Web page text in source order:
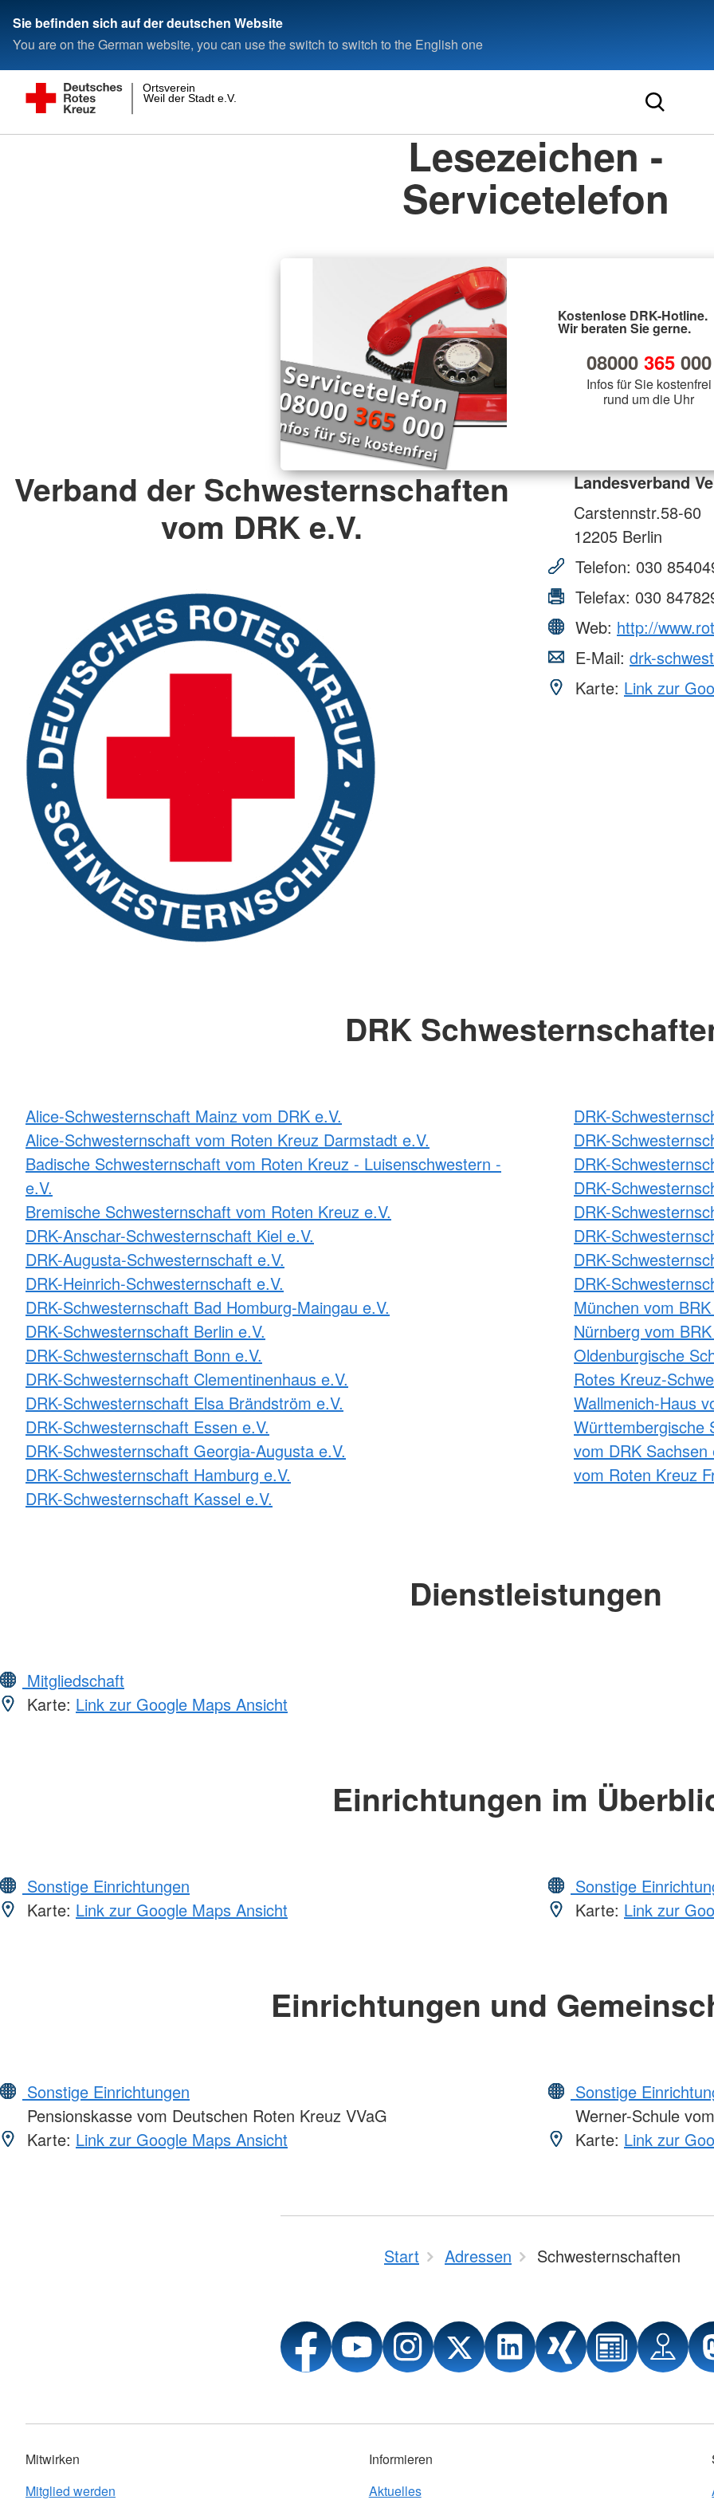
Sie befinden sich auf der deutschen Website
You are on the German website, you can use the switch to switch to the English one
Weil der Stadt e.V.
Ortsverein
Lesezeichen -
Servicetelefon
Kostenlose DRK-Hotline.
Wir beraten Sie gerne.
08000 365000
Infos für Sie kostenfrei
rund um die Uhr
Verband der Schwesternschaften
vom DRK e.V.
Landesverband
Carstennstr.58-60
12205 Berlin
Telefon: 030
Telefax: 030
Web: http://
E-Mail: drk-
Karte: Link zur
DRK
Alice-Schwesternschaft Mainz vom DRK e.V.
Alice-Schwesternschaft vom Roten Kreuz Darmstadt e.V.
Badische Schwesternschaft vom Roten Kreuz - Luisenschwestern -
e.V.
Bremische Schwesternschaft vom Roten Kreuz e.V.
DRK-Anschar-Schwesternschaft Kiel e.V.
DRK-Augusta-Schwesternschaft e.V.
DRK-Heinrich-Schwesternschaft e.V.
DRK-Schwesternschaft Bad Homburg-Maingau e.V.
DRK-Schwesternschaft Berlin e.V.
DRK-Schwesternschaft Bonn e.V.
DRK-Schwesternschaft Clementinenhaus e.V.
DRK-Schwesternschaft Elsa Brändström e.V.
DRK-Schwesternschaft Essen e.V.
DRK-Schwesternschaft Georgia-Augusta e.V.
DRK-Schwesternschaft Hamburg e.V.
DRK-Schwesternschaft Kassel e.V.
DRK-
DRK-
DRK-
DRK-
DRK-
DRK-
DRK-
DRK-
München vom
Nürnberg vom
Oldenburgische
Rotes Kreuz-
Wallmenich-Haus
Württembergische
vom DRK Sachsen
vom Roten Kreuz
Dienstleistungen
Mitgliedschaft
Karte: Link zur Google Maps Ansicht
Einrichtungen im
Sonstige Einrichtungen
Karte: Link zur Google Maps Ansicht
Sonstige
Karte: Link zur
Einrichtungen und
Sonstige Einrichtungen
Pensionskasse vom Deutschen Roten Kreuz VVaG
Karte: Link zur Google Maps Ansicht
Sonstige
Werner-Schule
Karte: Link zur
Start Adressen Schwesternschaften
Mitwirken
Mitglied werden
Informieren
Aktuelles